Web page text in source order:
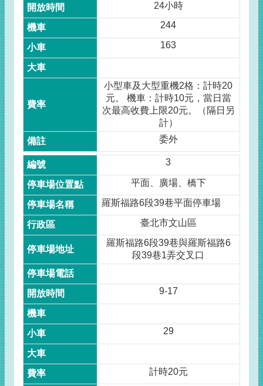
24小時
244
163
小型車及大型重機2格：計時20
元。 機車：計時10元，當日當
次最高收費上限20元。（隔日另
計）
委外
3
平面、廣場、橋下
羅斯福路6段39巷平面停車場
臺北市文山區
羅斯福路6段39巷與羅斯福路6
段39巷1弄交叉口
9-17
29
計時20元